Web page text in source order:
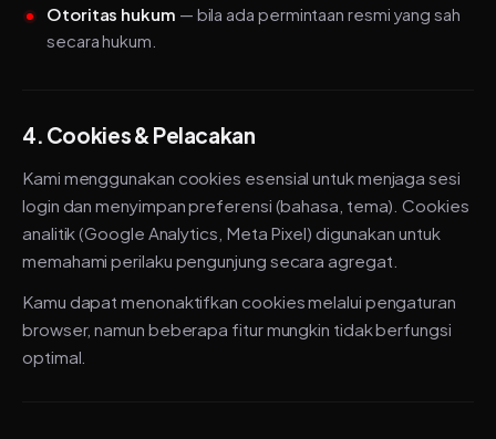
Otoritas hukum — bila ada permintaan resmi yang sah
secara hukum.
4. Cookies & Pelacakan
Kami menggunakan cookies esensial untuk menjaga sesi
login dan menyimpan preferensi (bahasa, tema). Cookies
analitik (Google Analytics, Meta Pixel) digunakan untuk
memahami perilaku pengunjung secara agregat.
Kamu dapat menonaktifkan cookies melalui pengaturan
browser, namun beberapa fitur mungkin tidak berfungsi
optimal.